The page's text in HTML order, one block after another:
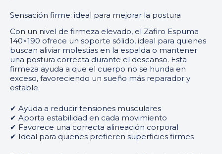
Sensación firme: ideal para mejorar la postura
Con un nivel de firmeza elevado, el Zafiro Espuma
140×190 ofrece un soporte sólido, ideal para quienes
buscan aliviar molestias en la espalda o mantener
una postura correcta durante el descanso. Esta
firmeza ayuda a que el cuerpo no se hunda en
exceso, favoreciendo un sueño más reparador y
estable.
✔ Ayuda a reducir tensiones musculares
✔ Aporta estabilidad en cada movimiento
✔ Favorece una correcta alineación corporal
✔ Ideal para quienes prefieren superficies firmes